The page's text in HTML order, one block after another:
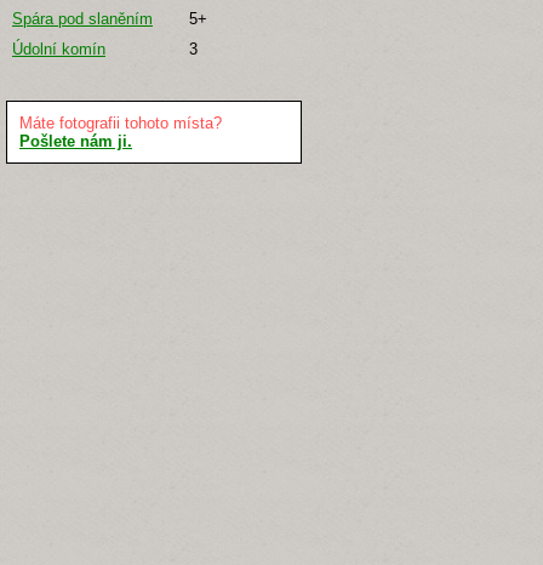
Spára pod slaněním
5+
Údolní komín
3
Máte fotografii tohoto místa?
Pošlete nám ji.